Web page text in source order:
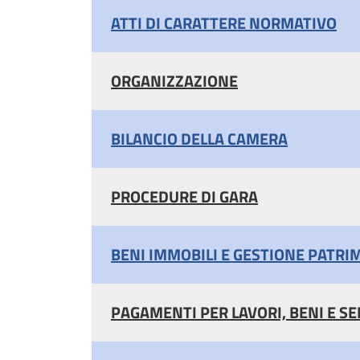
ATTI DI CARATTERE NORMATIVO
ORGANIZZAZIONE
BILANCIO DELLA CAMERA
PROCEDURE DI GARA
BENI IMMOBILI E GESTIONE
PAGAMENTI PER LAVORI, BENI E